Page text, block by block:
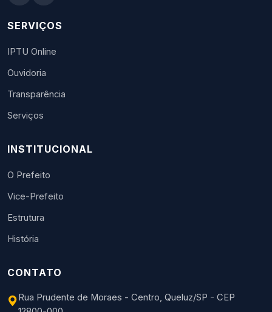
SERVIÇOS
IPTU Online
Ouvidoria
Transparência
Serviços
INSTITUCIONAL
O Prefeito
Vice-Prefeito
Estrutura
História
CONTATO
Rua Prudente de Moraes - Centro, Queluz/SP - CEP